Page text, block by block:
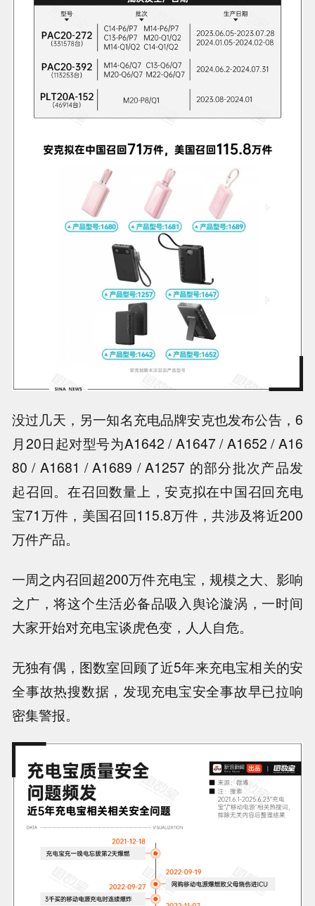
没过几天，另一知名充电品牌安克也发布公告，6
月20日起对型号为A1642 / A1647 / A1652 / A16
80 / A1681 / A1689 / A1257 的部分批次产品发
起召回。在召回数量上，安克拟在中国召回充电
宝71万件，美国召回115.8万件，共涉及将近200
万件产品。
一周之内召回超200万件充电宝，规模之大、影响
之广，将这个生活必备品吸入舆论漩涡，一时间
大家开始对充电宝谈虎色变，人人自危。
无独有偶，图数室回顾了近5年来充电宝相关的安
全事故热搜数据，发现充电宝安全事故早已拉响
密集警报。